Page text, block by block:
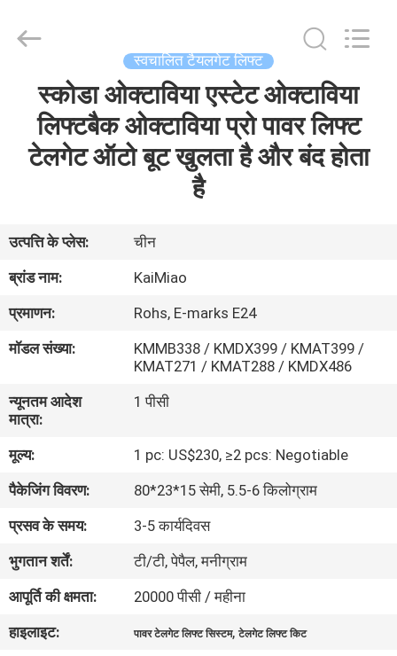
उत्पादों
बारे
में
कारखाना
भ्रमण
गुणवत्ता
नियंत्रण
संपर्क
करें
समाचार
Technology
Reserved.
स्वचालित टैयलगेट लिफ्ट
स्कोडा ओक्टाविया एस्टेट ओक्टाविया
लिफ्टबैक ओक्टाविया प्रो पावर लिफ्ट
टेलगेट ऑटो बूट खुलता है और बंद होता
है
उत्पत्ति के प्लेस:
चीन
ब्रांड नाम:
KaiMiao
प्रमाणन:
Rohs, E-marks E24
मॉडल संख्या:
KMMB338 / KMDX399 / KMAT399 /
KMAT271 / KMAT288 / KMDX486
न्यूनतम आदेश
मात्रा:
1 पीसी
मूल्य:
1 pc: US$230, ≥2 pcs: Negotiable
पैकेजिंग विवरण:
80*23*15 सेमी, 5.5-6 किलोग्राम
प्रसव के समय:
3-5 कार्यदिवस
भुगतान शर्तें:
टी/टी, पेपैल, मनीग्राम
आपूर्ति की क्षमता:
20000 पीसी / महीना
हाइलाइट:
पावर टेलगेट लिफ्ट सिस्टम,टेलगेट लिफ्ट किट